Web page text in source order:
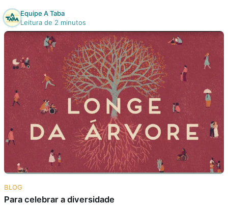
Cursos On line
E-Books
Eventos
Podcast
Assine
Taba na Escola
Equipe A Taba
Leitura de 2 minutos
BLOG
Para celebrar a diversidade